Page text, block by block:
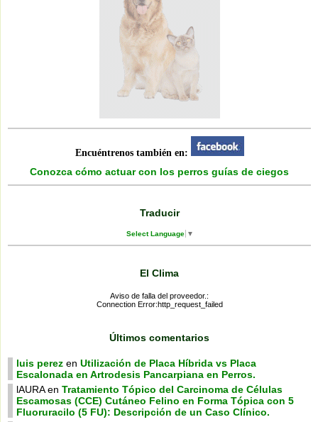
Encuéntrenos también en:
Conozca cómo actuar con los perros guías de ciegos
Traducir
Select Language ▼
El Clima
Aviso de falla del proveedor.:
Connection Error:http_request_failed
Últimos comentarios
luis perez en Utilización de Placa Híbrida vs Placa
Escalonada en Artrodesis Pancarpiana en Perros.
lAURAen Tratamiento Tópico del Carcinoma de Células
Escamosas (CCE) Cutáneo Felino en Forma Tópica con 5
Fluoruracilo (5 FU): Descripción de un Caso Clínico.